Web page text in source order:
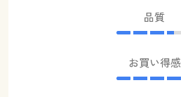
品質
お買い得感